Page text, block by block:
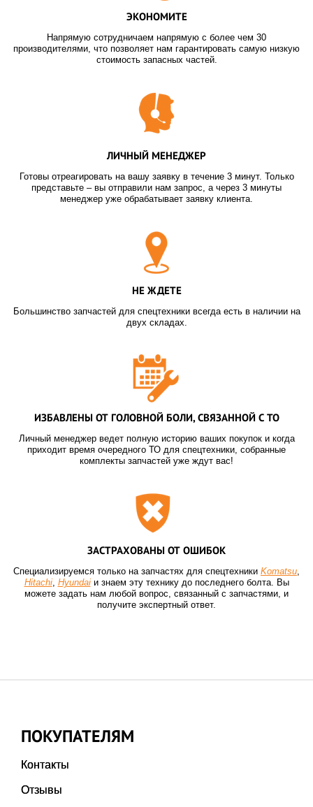
ЭКОНОМИТЕ
Напрямую сотрудничаем напрямую с более чем 30
производителями, что позволяет нам гарантировать самую низкую
стоимость запасных частей.
ЛИЧНЫЙ МЕНЕДЖЕР
Готовы отреагировать на вашу заявку в течение 3 минут. Только
представьте – вы отправили нам запрос, а через 3 минуты
менеджер уже обрабатывает заявку клиента.
НЕ ЖДЕТЕ
Большинство запчастей для спецтехники всегда есть в наличии на
двух складах.
ИЗБАВЛЕНЫ ОТ ГОЛОВНОЙ БОЛИ, СВЯЗАННОЙ С ТО
Личный менеджер ведет полную историю ваших покупок и когда
приходит время очередного ТО для спецтехники, собранные
комплекты запчастей уже ждут вас!
ЗАСТРАХОВАНЫ ОТ ОШИБОК
Специализируемся только на запчастях для спецтехники Komatsu,
Hitachi, Hyundaiи знаем эту технику до последнего болта. Вы
можете задать нам любой вопрос, связанный с запчастями, и
получите экспертный ответ.
ПОКУПАТЕЛЯМ
Контакты
Отзывы